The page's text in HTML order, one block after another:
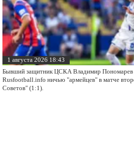
1 августа 2026 18:43
Бывший защитник ЦСКА Владимир Пономарев
Rusfootball.info ничью "армейцев" в матче
Советов" (1:1).